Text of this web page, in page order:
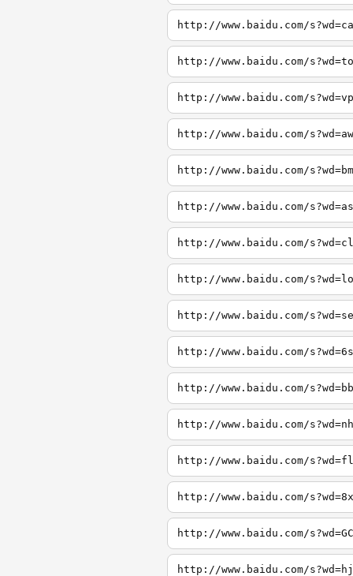
http://www.baidu.com/
http://www.baidu.com/
http://www.baidu.com/
http://www.baidu.com/
http://www.baidu.com/
http://www.baidu.com/
http://www.baidu.com/
http://www.baidu.com/
http://www.baidu.com/
http://www.baidu.com/
http://www.baidu.com/
http://www.baidu.com/
http://www.baidu.com/
http://www.baidu.com/
http://www.baidu.com/
http://www.baidu.com/